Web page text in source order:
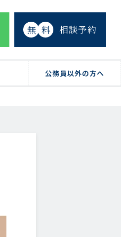
相談予約
無 料
公務員以外の方へ